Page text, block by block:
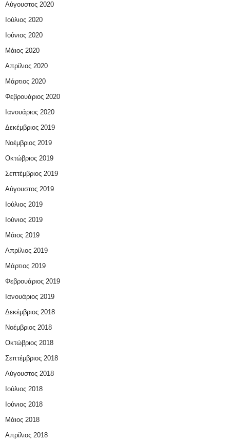
Αύγουστος 2020
Ιούλιος 2020
Ιούνιος 2020
Μάιος 2020
Απρίλιος 2020
Μάρτιος 2020
Φεβρουάριος 2020
Ιανουάριος 2020
Δεκέμβριος 2019
Νοέμβριος 2019
Οκτώβριος 2019
Σεπτέμβριος 2019
Αύγουστος 2019
Ιούλιος 2019
Ιούνιος 2019
Μάιος 2019
Απρίλιος 2019
Μάρτιος 2019
Φεβρουάριος 2019
Ιανουάριος 2019
Δεκέμβριος 2018
Νοέμβριος 2018
Οκτώβριος 2018
Σεπτέμβριος 2018
Αύγουστος 2018
Ιούλιος 2018
Ιούνιος 2018
Μάιος 2018
Απρίλιος 2018